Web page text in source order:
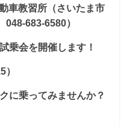
車教習所（さいたま市
683-6580）
乗会を開催します！
に乗ってみませんか？